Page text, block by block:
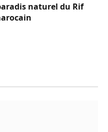
naturel du Rif